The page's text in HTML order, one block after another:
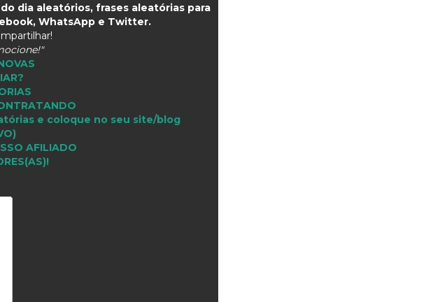
dia aleatórios, frases aleatórias para
WhatsApp e Twitter.
e coloque no seu site/blog
AFILIADO